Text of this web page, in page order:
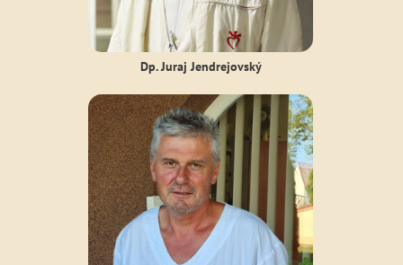
Dp. Juraj Jendrejovský